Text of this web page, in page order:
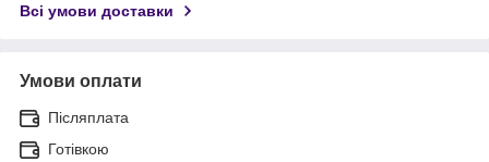
Всі умови доставки
Умови оплати
Післяплата
Готівкою